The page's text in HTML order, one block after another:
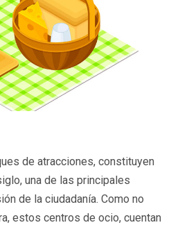
de atracciones, constituyen
una de las principales
de la ciudadanía. Como no
estos centros de ocio, cuentan